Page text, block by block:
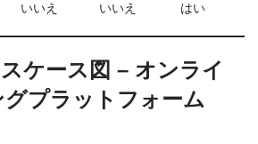
いいえ いいえ はい
ケース図 – オンライ
プラットフォーム